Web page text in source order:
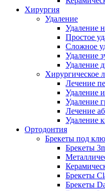
Хирургия
Удаление
Удаление
Простое
Сложное
Удаление
Удаление
Хирургическое
Лечение
Удаление
Удаление
Лечение
Удаление
Ортодонтия
Брекеты под
Брекеты
Брекеты
Брекеты